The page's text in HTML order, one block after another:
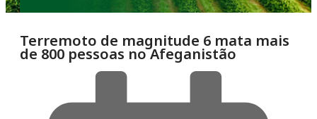
Terremoto de magnitude 6 mata mais
de 800 pessoas no Afeganistão